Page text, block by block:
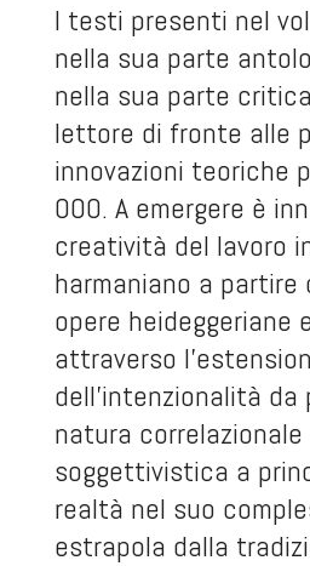
I testi presenti nel
nella sua parte
nella sua parte
lettore di fronte alle
innovazioni teoriche
OOO. A emergere è
creatività del lavoro
harmaniano a partire
opere heideggeriane
attraverso
dell’intenzionalità
natura correlazionale
soggettivistica a
realtà nel suo
estrapola dalla